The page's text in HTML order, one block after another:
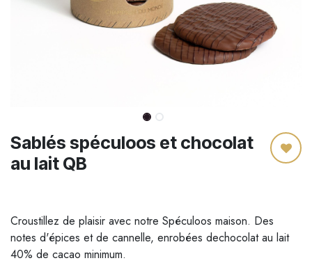
Sablés spéculoos et chocolat
au lait QB
Croustillez de plaisir avec notre Spéculoos maison. Des
notes d'épices et de cannelle, enrobées dechocolat au lait
40% de cacao minimum.